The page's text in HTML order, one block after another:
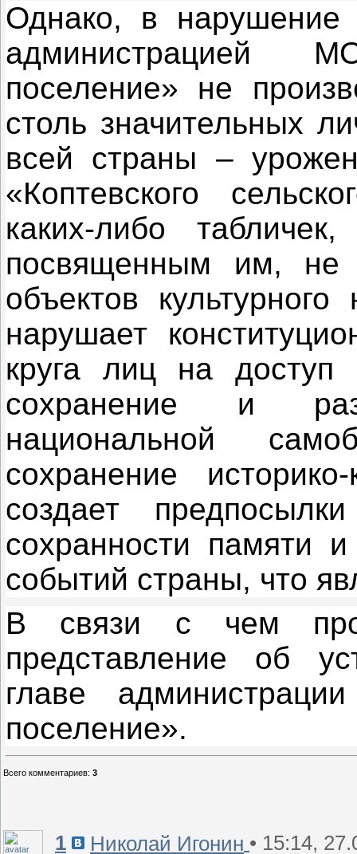
Однако, в нарушение
администрацией
поселение» не
столь значительных
всей страны –
«Коптевского
каких-либо
посвященным им, не
объектов
нарушает
круга лиц на доступ
сохранение и
национальной
сохранение
создает
сохранности памяти
событий страны, что
В связи с чем
представление об
главе
поселение».
Всего комментариев: 3
1 Николай Игонин • 15:14,